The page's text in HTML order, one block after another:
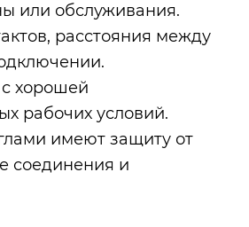
или обслуживания.
расстояния между
хорошей
рабочих условий.
имеют защиту от
соединения и